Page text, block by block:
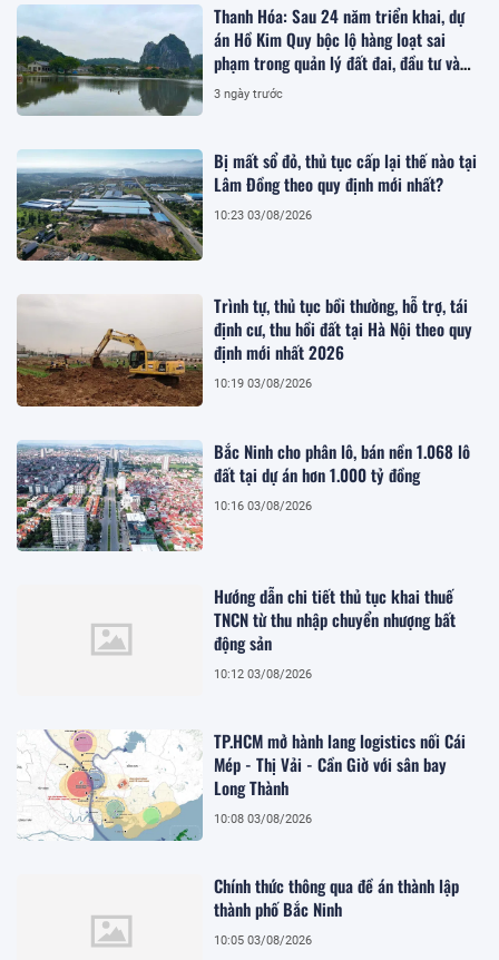
Thanh Hóa: Sau 24 năm triển khai, dự
án Hồ Kim Quy bộc lộ hàng loạt sai
phạm trong quản lý đất đai, đầu tư và
quy hoạch
3 ngày trước
Bị mất sổ đỏ, thủ tục cấp lại thế nào tại
Lâm Đồng theo quy định mới nhất?
10:23 03/08/2026
Trình tự, thủ tục bồi thường, hỗ trợ, tái
định cư, thu hồi đất tại Hà Nội theo quy
định mới nhất 2026
10:19 03/08/2026
Bắc Ninh cho phân lô, bán nền 1.068 lô
đất tại dự án hơn 1.000 tỷ đồng
10:16 03/08/2026
Hướng dẫn chi tiết thủ tục khai thuế
TNCN từ thu nhập chuyển nhượng bất
động sản
10:12 03/08/2026
TP.HCM mở hành lang logistics nối Cái
Mép - Thị Vải - Cần Giờ với sân bay
Long Thành
10:08 03/08/2026
Chính thức thông qua đề án thành lập
thành phố Bắc Ninh
10:05 03/08/2026